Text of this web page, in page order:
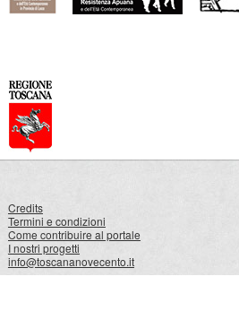
Credits
Termini e condizioni
Come contribuire al portale
I nostri progetti
info@toscananovecento.it